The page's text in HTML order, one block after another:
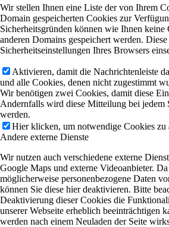
Wir stellen Ihnen eine Liste der von Ihrem
Domain gespeicherten Cookies zur
Sicherheitsgründen können wie Ihnen keine
anderen Domains gespeichert werden.
Sicherheitseinstellungen Ihres Browsers
Aktivieren, damit die Nachrichtenleiste
und alle Cookies, denen nicht zugestimmt
Wir benötigen zwei Cookies, damit diese
Andernfalls wird diese Mitteilung bei jedem
werden.
Hier klicken, um notwendige Cookies zu
Andere externe Dienste
Wir nutzen auch verschiedene externe
Google Maps und externe Videoanbieter.
möglicherweise personenbezogene Daten
können Sie diese hier deaktivieren. Bitte
Deaktivierung dieser Cookies die
unserer Webseite erheblich beeinträchtigen
werden nach einem Neuladen der Seite